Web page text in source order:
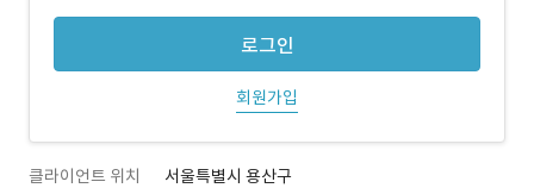
로그인
회원가입
클라이언트 위치 서울특별시 용산구